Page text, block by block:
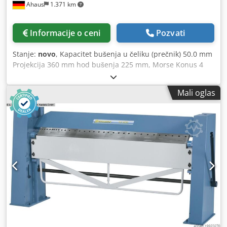
mm / D8 - Fiksna maska - Otvor blende prečnika. maks. 180
pedala sa funkcijom kočnice u skladu sa CE Dkedpfx
Aoxaau Ejb Tsr - Zaštitni uređaj za brzu promenu čeličnog
46 - Stezni disk 450 mm - 2 saveta za centriranje -
Frekvenciju - Digitalni prikaz brzine - Papučica kvačilo - Brzi
prelaz uzdužno i ravno - Rashladne tečnosti uređaj - Brza
promena čelični držač sa 4 umetaka - Zamenljivi točkovi -
Smanjenje rukav - Swarf zadnji zid - Operativni alat
Ahaus 1.371 km
Informacije o ceni Pozvati
Stanje: novo, Kapacitet bušenja u čeliku (prečnik) 50.0 mm
Projekcija 360 mm hod bušenja 225 mm, Morse Konus 4
MK Dkodpfx Aexacc Ssb Ter Tabela: 570 k 480 mm Sečenje
navoja M 42 čelik obrtaja 50-316 / 316-2200 rpm Brzina
ishrane 0.08 - 0.50 mm / obrtaja Prečnik kolone 180 mm
Udaljenost vreteno / sto maks. 580 mm Udaljenost vreteno
/ osnovna ploča maks. 1185 mm Ukupna potreba za
napajanjem 3.0 kV Težina 630 kg Dimenzije LV 1020 k 750 k
2340 mm GB KSNUMKS NC Vario usmerena kolona bušilica
je opremljena sa beskonačno promenljiva kontrola brzine,
što povećava brzinu sečenja može se optimalno prilagoditi
radnom komadu. Zbog teške, masivne Dizajniran je
prvenstveno za upotrebu od strane profesionalnih
korisnika ili u mašinstvu ili radionicama. Svojstva - Svi
radovi na podešavanju se obavljaju direktno na velikom .
podešavanjem visine stola kao standard - 6k automatska
Mali oglas